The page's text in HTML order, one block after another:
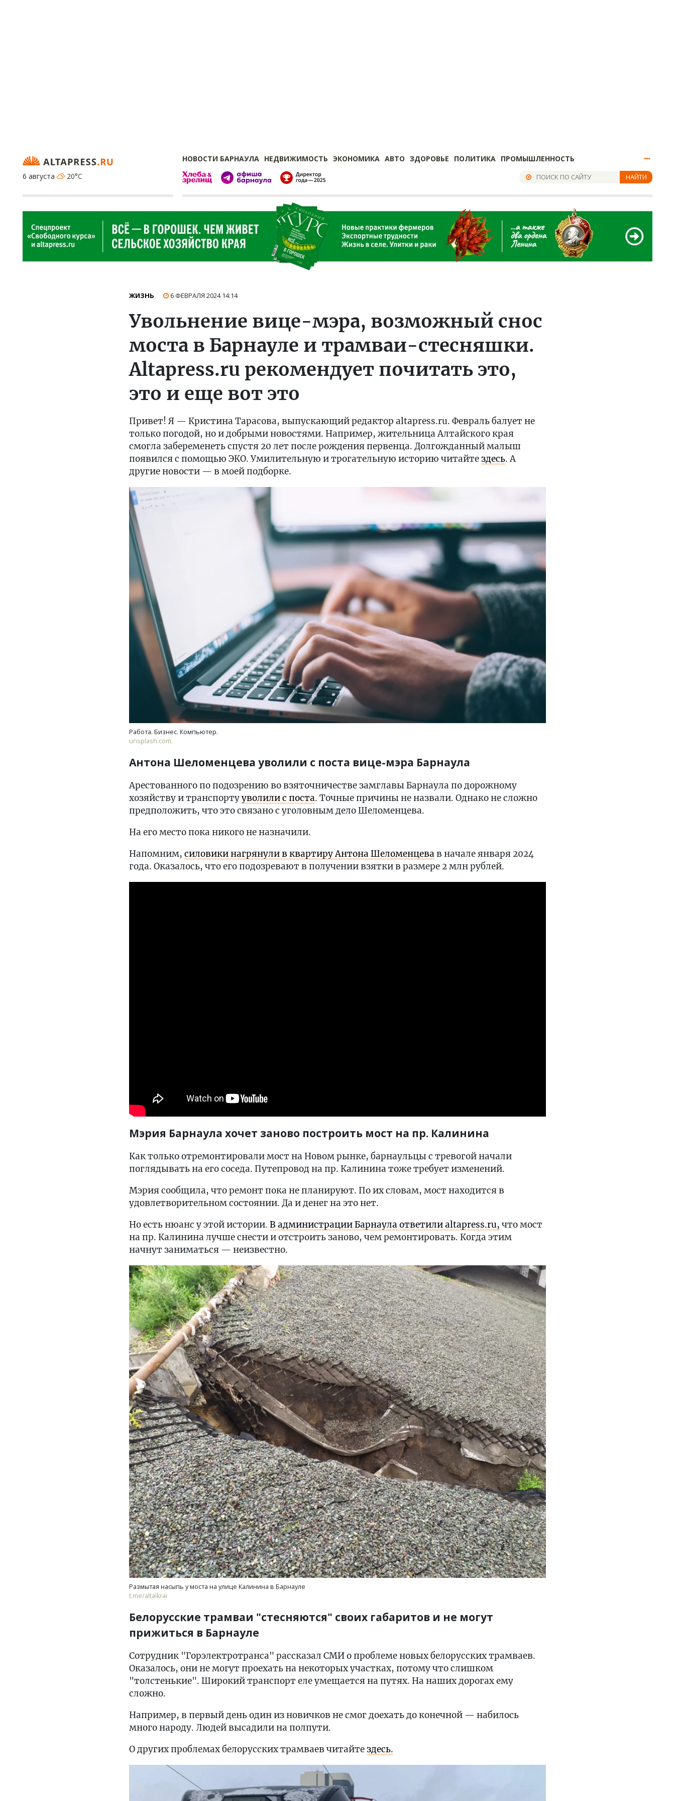
НОВОСТИ БАРНАУЛА НЕДВИЖИМОСТЬ ЭКОНОМИКА АВТО ЗДОРОВЬЕ ПОЛИТИКА ПРОМЫШЛЕННОСТЬ
6 августа
20°C НАЙТИ
ЖИЗНЬ 6 ФЕВРАЛЯ 202414:14
Увольнение вице-мэра, возможный снос
моста в Барнауле и трамваи-стесняшки.
Altapress.ru рекомендует почитать это,
это и еще вот это
Привет! Я — Кристина Тарасова, выпускающий редактор altapress.ru. Февраль балует не
только погодой, но и добрыми новостями. Например, жительница Алтайского края
смогла забеременеть спустя 20 лет после рождения первенца. Долгожданный малыш
появился с помощью ЭКО. Умилительную и трогательную историю читайте здесь. А
другие новости — в моей подборке.
Работа. Бизнес. Компьютер.
unsplash.com.
Антона Шеломенцева уволили с поста вице-мэра Барнаула
Арестованного по подозрению во взяточничестве замглавы Барнаула по дорожному
хозяйству и транспортууволили с поста. Точные причины не назвали. Однако не сложно
предположить, что это связано с уголовным дело Шеломенцева.
На его место пока никого не назначили.
Напомним, силовики нагрянули в квартиру Антона Шеломенцева в начале января 2024
года. Оказалось, что его подозревают в получении взятки в размере 2 млн рублей.
Мэрия Барнаула хочет заново построить мост на пр. Калинина
Как только отремонтировали мост на Новом рынке, барнаульцы с тревогой начали
поглядывать на его соседа. Путепровод на пр. Калинина тоже требует изменений.
Мэрия сообщила, что ремонт пока не планируют. По их словам, мост находится в
удовлетворительном состоянии. Да и денег на это нет.
Но есть нюанс у этой истории. В администрации Барнаула ответили altapress.ru, что мост
на пр. Калинина лучше снести и отстроить заново, чем ремонтировать. Когда этим
начнут заниматься — неизвестно.
Размытая насыпь у моста на улице Калинина в Барнауле
t.me/altaikrai
Белорусские трамваи "стесняются" своих габаритов и не могут
прижиться в Барнауле
Сотрудник "Горэлектротранса" рассказал СМИ о проблеме новых белорусских трамваев.
Оказалось, они не могут проехать на некоторых участках, потому что слишком
"толстенькие". Широкий транспорт еле умещается на путях. На наших дорогах ему
сложно.
Например, в первый день один из новичков не смог доехать до конечной — набилось
много народу. Людей высадили на полпути.
О других проблемах белорусских трамваев читайте здесь.